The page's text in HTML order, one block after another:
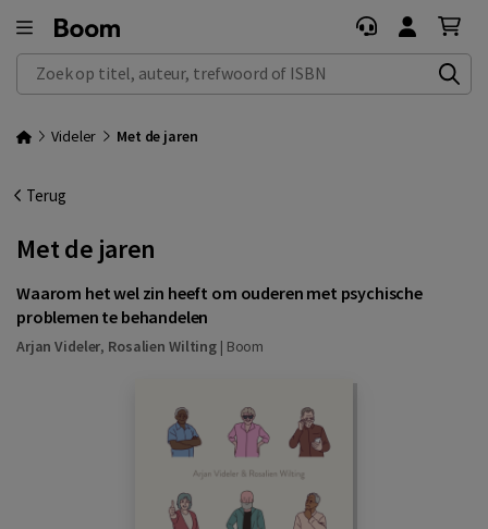
Zoek op titel, auteur, trefwoord of ISBN
Videler Met de jaren
Terug
Met de jaren
Waarom het wel zin heeft om ouderen met psychische
problemen te behandelen
Arjan Videler, Rosalien Wilting | Boom